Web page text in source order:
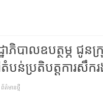
ភិបាល​ឧបត្ថម្ភ ជូន​ក្
បន់ប្រតិបត្តការសឹ
ព័ត៌មានថ្មី